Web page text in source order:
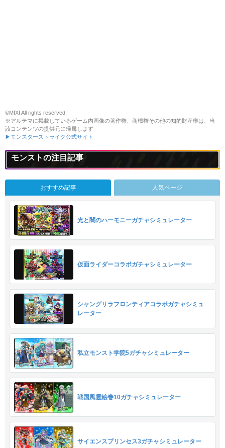
©MIXI All rights reserved.
※アルテマに掲載しているゲーム内画像の著作権、商標権その他の知的財産権は、当
該コンテンツの提供元に帰属します
▶モンスターストライク公式サイト
モンストの注目記事
おすすめ記事 人気ページ
光と闇のハーモニーガチャシミュレーター
仮面ライダーコラボガチャシミュレーター
シャングリラフロンティアコラボガチャシミュ
レーター
私立モンスト学院5ガチャシミュレーター
戦国風雲絵巻10ガチャシミュレーター
サイエンスプリンセス3ガチャシミュレーター